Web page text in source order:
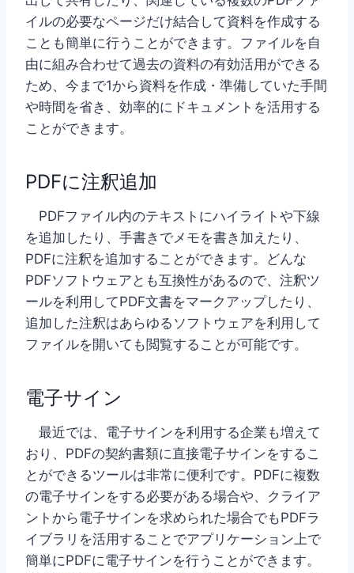
イルの必要なページだけ結合して資料を作成する
ことも簡単に行うことができます。ファイルを自
由に組み合わせて過去の資料の有効活用ができる
ため、今まで1から資料を作成・準備していた手間
や時間を省き、効率的にドキュメントを活用する
ことができます。
PDFに注釈追加
PDFファイル内のテキストにハイライトや下線
を追加したり、手書きでメモを書き加えたり、
PDFに注釈を追加することができます。どんな
PDFソフトウェアとも互換性があるので、注釈ツ
ールを利用してPDF文書をマークアップしたり、
追加した注釈はあらゆるソフトウェアを利用して
ファイルを開いても閲覧することが可能です。
電子サイン
最近では、電子サインを利用する企業も増えて
おり、PDFの契約書類に直接電子サインをするこ
とができるツールは非常に便利です。PDFに複数
の電子サインをする必要がある場合や、クライア
ントから電子サインを求められた場合でもPDFラ
イブラリを活用することでアプリケーション上で
簡単にPDFに電子サインを行うことができます。